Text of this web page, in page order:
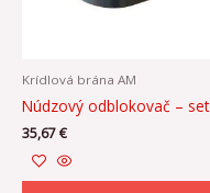
Krídlová brána AM
Núdzový odblokovač – set
35,67€